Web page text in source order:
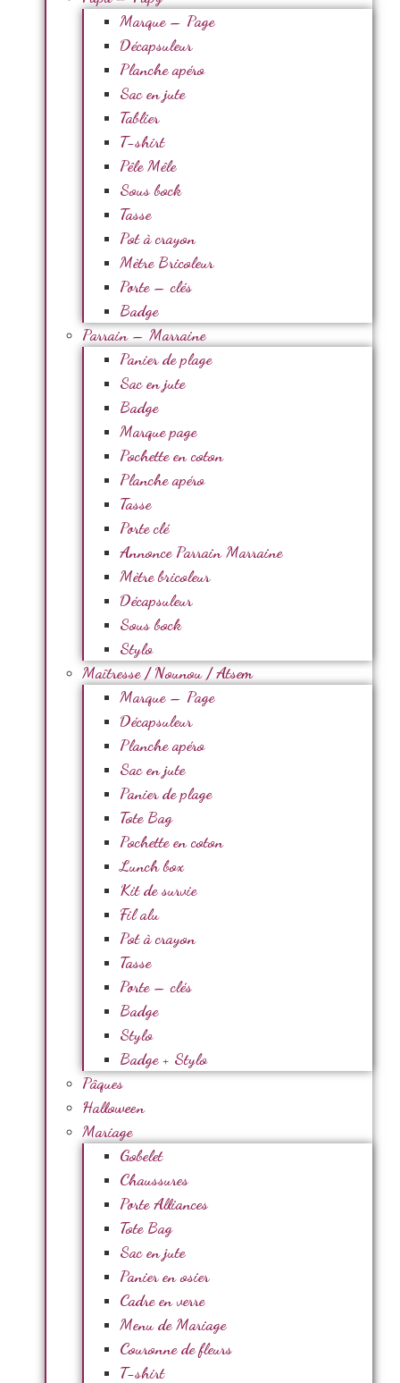
Marque – Page
Décapsuleur
Planche apéro
Sac en jute
Tablier
T-shirt
Pêle Mêle
Sous bock
Tasse
Pot à crayon
Mètre Bricoleur
Porte – clés
Badge
Parrain – Marraine
Panier de plage
Sac en jute
Badge
Marque page
Pochette en coton
Planche apéro
Tasse
Porte clé
Annonce Parrain Marraine
Mètre bricoleur
Décapsuleur
Sous bock
Stylo
Maîtresse / Nounou / Atsem
Marque – Page
Décapsuleur
Planche apéro
Sac en jute
Panier de plage
Tote Bag
Pochette en coton
Lunch box
Kit de survie
Fil alu
Pot à crayon
Tasse
Porte – clés
Badge
Stylo
Badge + Stylo
Pâques
Halloween
Mariage
Gobelet
Chaussures
Porte Alliances
Tote Bag
Sac en jute
Panier en osier
Cadre en verre
Menu de Mariage
Couronne de fleurs
T-shirt